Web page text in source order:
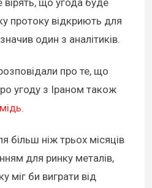
вірять, що угода буде
протоку відкриють для
один з аналітиків.
про те, що
угоду з Іраном також
.
більш ніж трьох місяців
для ринку металів,
міг би виграти від